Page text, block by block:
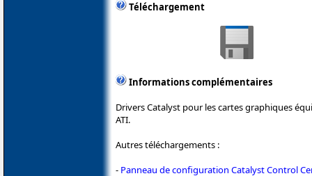
Téléchargement
Informations complémentaires
Drivers Catalyst pour les cartes graphiques
ATI.
Autres téléchargements :
- Panneau de configuration Catalyst Control